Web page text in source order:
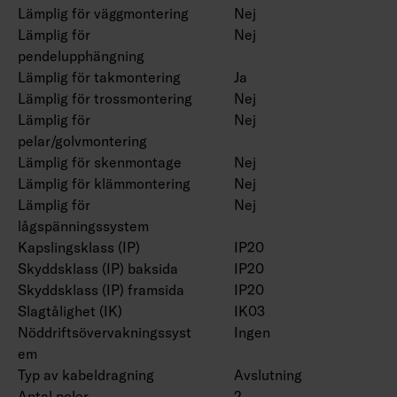
Lämplig för väggmontering
Nej
Lämplig för
pendelupphängning
Nej
Lämplig för takmontering
Ja
Lämplig för trossmontering
Nej
Lämplig för
pelar/golvmontering
Nej
Lämplig för skenmontage
Nej
Lämplig för klämmontering
Nej
Lämplig för
lågspänningssystem
Nej
Kapslingsklass (IP)
IP20
Skyddsklass (IP) baksida
IP20
Skyddsklass (IP) framsida
IP20
Slagtålighet (IK)
IK03
Nöddriftsövervakningssyst
em
Ingen
Typ av kabeldragning
Avslutning